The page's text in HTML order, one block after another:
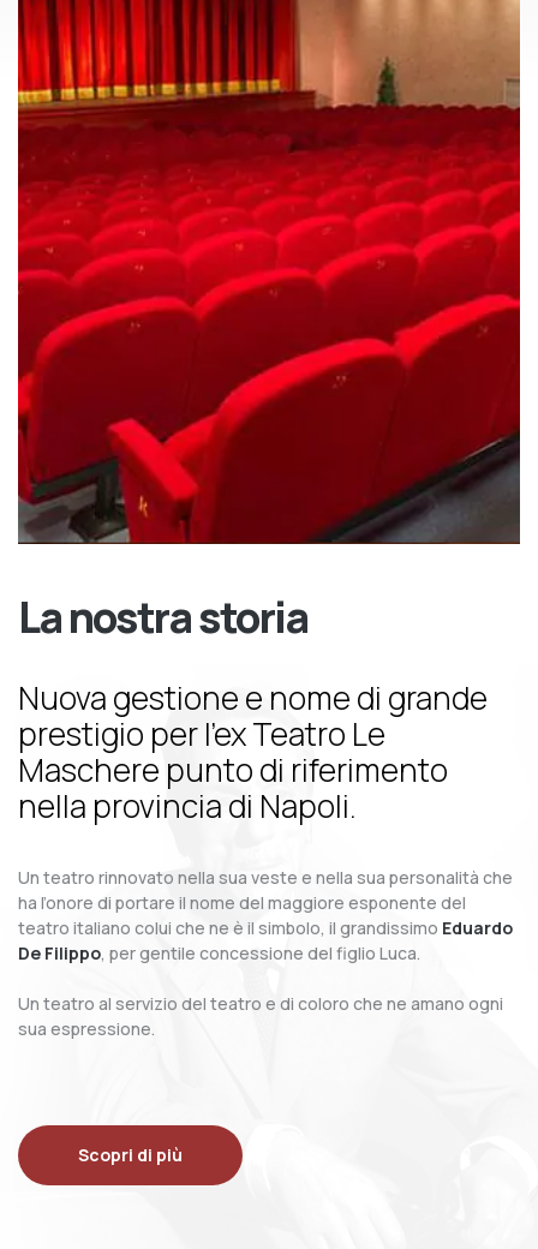
La nostra storia
Nuova gestione e nome di grande
prestigio per l’ex Teatro Le
Maschere punto di riferimento
nella provincia di Napoli.
Un teatro rinnovato nella sua veste e nella sua personalità che
ha l’onore di portare il nome del maggiore esponente del
teatro italiano colui che ne è il simbolo, il grandissimo Eduardo
De Filippo, per gentile concessione del figlio Luca.
Un teatro al servizio del teatro e di coloro che ne amano ogni
sua espressione.
Scopri di più